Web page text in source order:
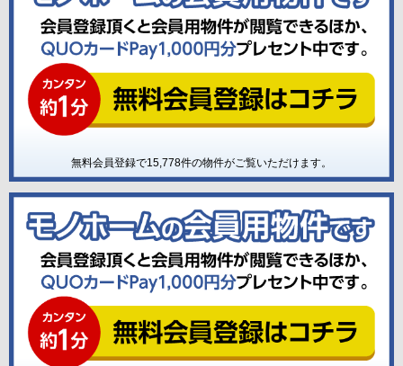
無料会員登録で15,778件の物件がご覧いただけます。